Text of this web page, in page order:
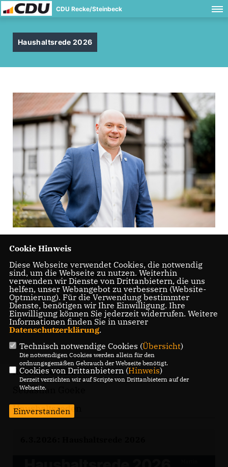
CDU Recke/Steinbeck
Haushaltsrede 2026
In der Ratssitzung am 26.02.2026 verlas unser
Fraktionsvorsitzender Martin Attermeyer die
Haushaltsrede zum Haushaltsjahr 2026. Es gilt das
gesprochene Wort in der Ratssitzung.
Hier geht es zu den Haushaltsreden
Recke, 26.02.2026, 08:31 Uhr
Sebastian Goeke
Haushaltsreden
Cookie Hinweis
Diese Webseite verwendet Cookies, die notwendig
sind, um die Webseite zu nutzen. Weiterhin
verwenden wir Dienste von Drittanbietern, die uns
helfen, unser Webangebot zu verbessern (Website-
Optmierung). Für die Verwendung bestimmter
Dienste, benötigen wir Ihre Einwilligung. Ihre
Einwilligung können Sie jederzeit widerrufen. Weitere
Informationen finden Sie in unserer
Datenschutzerklärung.
Technisch notwendige Cookies (Übersicht)
Die notwendigen Cookies werden allein für den
ordnungsgemäßen Gebrauch der Webseite benötigt.
Cookies von Drittanbietern (Hinweis)
Derzeit verzichten wir auf Scripte von Drittanbietern auf der
Webseite.
Einverstanden